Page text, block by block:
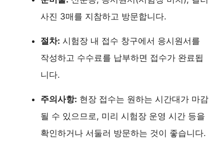
사진 3매를 지참하고 방문합니다.
절차: 시험장 내 접수 창구에서 응시원서를
작성하고 수수료를 납부하면 접수가 완료됩
니다.
주의사항: 현장 접수는 원하는 시간대가 마감
될 수 있으므로, 미리 시험장 운영 시간 등을
확인하거나 서둘러 방문하는 것이 좋습니다.